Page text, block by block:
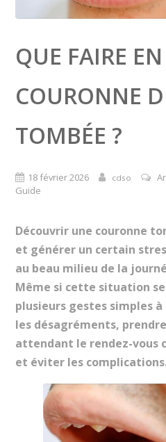
QUE FAIRE
COURONNE
TOMBÉE ?
18 février 2026 cdso
Guide
Découvrir une couronne
et générer un certain
au beau milieu de la
Même si cette situation
plusieurs gestes simples
les désagréments,
attendant le rendez-vous
et éviter les